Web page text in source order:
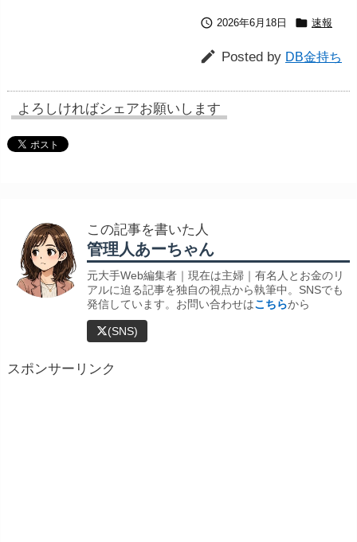
 2026年6月18日  速報
 Posted by DB金持ち
よろしければシェアお願いします
この記事を書いた人
管理人あーちゃん
元大手Web編集者｜現在は主婦｜有名人とお金のリ
アルに迫る記事を独自の視点から執筆中。SNSでも
発信しています。お問い合わせはこちらから
(SNS)
スポンサーリンク